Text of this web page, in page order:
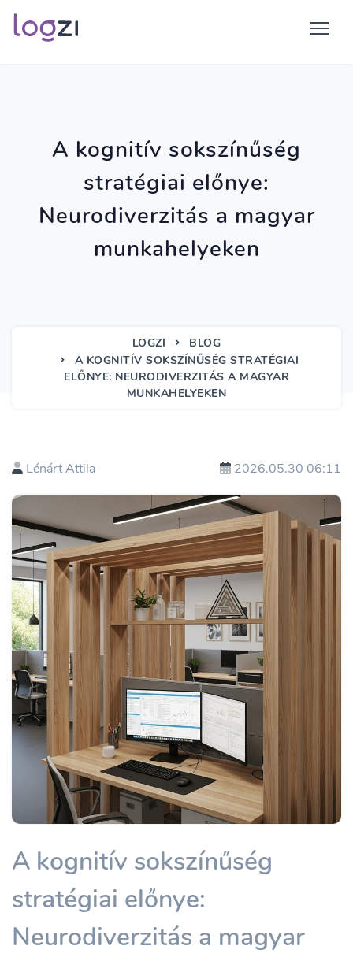
A kognitív sokszínűség
stratégiai előnye:
Neurodiverzitás a magyar
munkahelyeken
LOGZI
BLOG
A KOGNITÍV SOKSZÍNŰSÉG STRATÉGIAI
ELŐNYE: NEURODIVERZITÁS A MAGYAR
MUNKAHELYEKEN
Lénárt Attila 2026.05.30 06:11
A kognitív sokszínűség
stratégiai előnye:
Neurodiverzitás a magyar